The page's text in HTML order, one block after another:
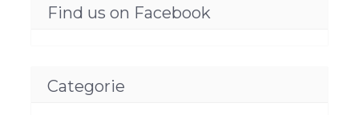
Find us on Facebook
Categorie